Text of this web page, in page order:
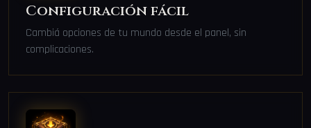
Configuración fácil
Cambiá opciones de tu mundo desde el panel, sin
complicaciones.